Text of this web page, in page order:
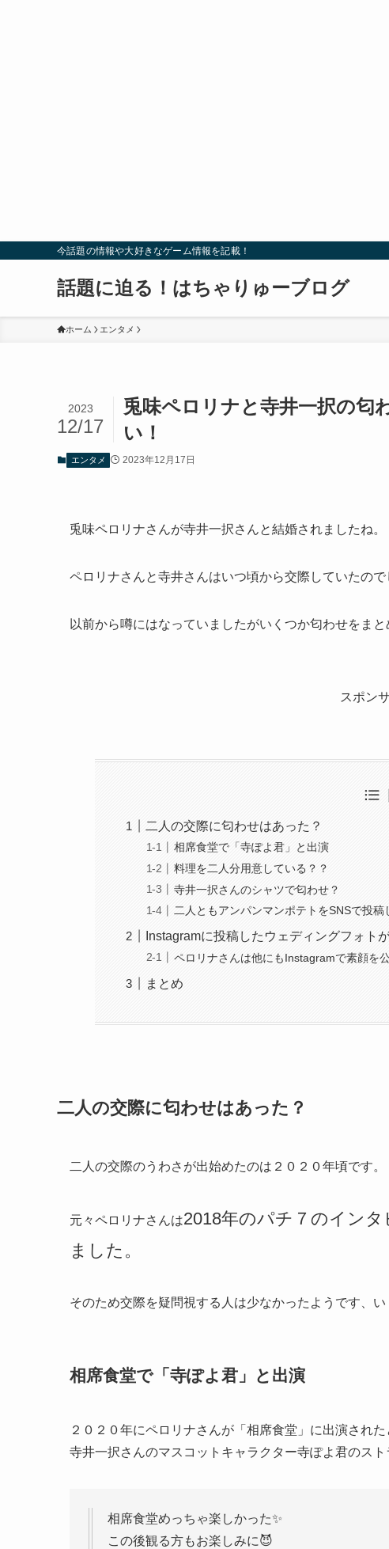
今話題の情報や大好きなゲーム情報を記載！
話題に迫る！はちゃりゅーブログ
ホーム エンタメ
兎味ペロリナと寺井一択の匂
い！
2023
12/17
エンタメ 2023年12月17日
兎味ペロリナさんが寺井一択さんと結婚されましたね。
ペロリナさんと寺井さんはいつ頃から交際していたので
以前から噂にはなっていましたがいくつか匂わせをまと
スポン
二人の交際に匂わせはあった？
相席食堂で「寺ぽよ君」と出演
料理を二人分用意している？？
寺井一択さんのシャツで匂わせ？
二人ともアンパンマンポテトをSNSで投稿
Instagramに投稿したウェディングフォト
ペロリナさんは他にもInstagramで素顔を
まとめ
二人の交際に匂わせはあった？
二人の交際のうわさが出始めたのは２０２０年頃です。
元々ペロリナさんは2018年のパチ７ のインタ
ました。
そのため交際を疑問視する人は少なかったようです、い
相席食堂で「寺ぽよ君」と出演
２０２０年にペロリナさんが「相席食堂」に出演された
寺井一択さんのマスコットキャラクター寺ぽよ君のス
相席食堂めっちゃ楽しかった✨
この後観る方もお楽しみに😈